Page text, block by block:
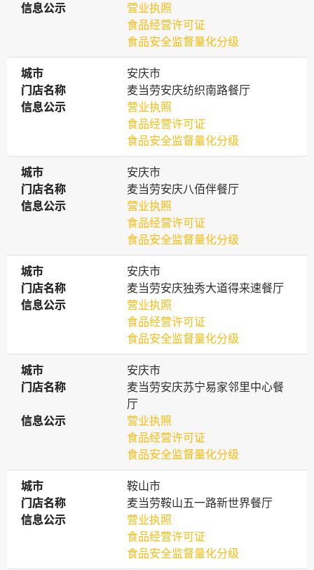
信息公示
信息公示
营业执照
食品经营许可证
食品安全监督量化分级
城市
城市
安庆市
门店名称
门店名称
麦当劳安庆纺织南路餐厅
信息公示
信息公示
营业执照
食品经营许可证
食品安全监督量化分级
城市
城市
安庆市
门店名称
门店名称
麦当劳安庆八佰伴餐厅
信息公示
信息公示
营业执照
食品经营许可证
食品安全监督量化分级
城市
城市
安庆市
门店名称
门店名称
麦当劳安庆独秀大道得来速餐厅
信息公示
信息公示
营业执照
食品经营许可证
食品安全监督量化分级
城市
城市
安庆市
门店名称
门店名称
麦当劳安庆苏宁易家邻里中心餐
厅
信息公示
信息公示
营业执照
食品经营许可证
食品安全监督量化分级
城市
城市
鞍山市
门店名称
门店名称
麦当劳鞍山五一路新世界餐厅
信息公示
信息公示
营业执照
食品经营许可证
食品安全监督量化分级